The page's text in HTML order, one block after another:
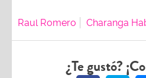
Raul Romero Charanga
¿Te gustó?